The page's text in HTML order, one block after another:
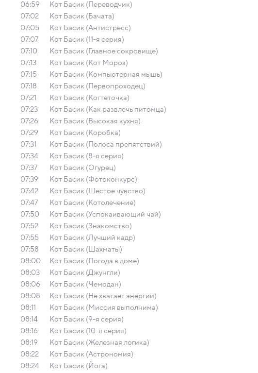
06:59
Кот Басик (Переводчик)
07:02
Кот Басик (Бачата)
07:05
Кот Басик (Антистресс)
07:07
Кот Басик (11-я серия)
07:10
Кот Басик (Главное сокровище)
07:13
Кот Басик (Кот Мороз)
07:15
Кот Басик (Компьютерная мышь)
07:18
Кот Басик (Первопроходец)
07:21
Кот Басик (Когтеточка)
07:23
Кот Басик (Как развлечь питомца)
07:26
Кот Басик (Высокая кухня)
07:29
Кот Басик (Коробка)
07:31
Кот Басик (Полоса препятствий)
07:34
Кот Басик (8-я серия)
07:37
Кот Басик (Огурец)
07:39
Кот Басик (Фотоконкурс)
07:42
Кот Басик (Шестое чувство)
07:47
Кот Басик (Котолечение)
07:50
Кот Басик (Успокаивающий чай)
07:52
Кот Басик (Знакомство)
07:55
Кот Басик (Лучший кадр)
07:58
Кот Басик (Шахматы)
08:00
Кот Басик (Погода в доме)
08:03
Кот Басик (Джунгли)
08:06
Кот Басик (Чемодан)
08:08
Кот Басик (Не хватает энергии)
08:11
Кот Басик (Миссия выполнима)
08:14
Кот Басик (9-я серия)
08:16
Кот Басик (10-я серия)
08:19
Кот Басик (Железная логика)
08:22
Кот Басик (Астрономия)
08:24
Кот Басик (Йога)